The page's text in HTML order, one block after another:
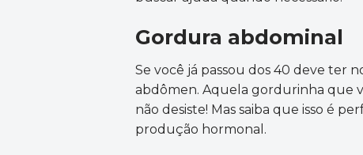
Gordura abdominal
Se você já passou dos 40 deve ter
abdômen. Aquela gordurinha que
não desiste! Mas saiba que isso é
produção hormonal.